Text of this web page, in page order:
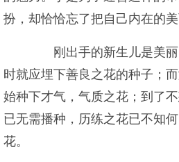
扮，却恰恰忘了把自己内在的美
刚出手的新生儿是美丽
时就应埋下善良之花的种子；
始种下才气，气质之花；到了
已无需播种，历练之花已不知
花。